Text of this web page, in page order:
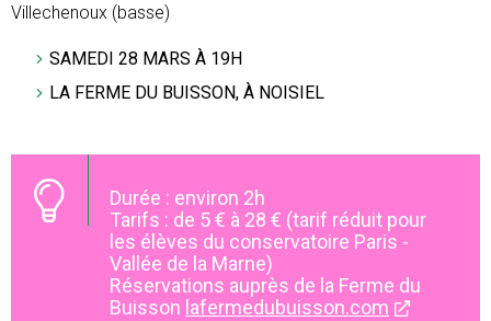
Villechenoux (basse)
SAMEDI 28 MARS À 19H
LA FERME DU BUISSON, À NOISIEL
Durée : environ 2h
Tarifs : de 5 € à 28 € (tarif réduit pour
les élèves du conservatoire Paris -
Vallée de la Marne)
Réservations auprès de la Ferme du
Buisson lafermedubuisson.com